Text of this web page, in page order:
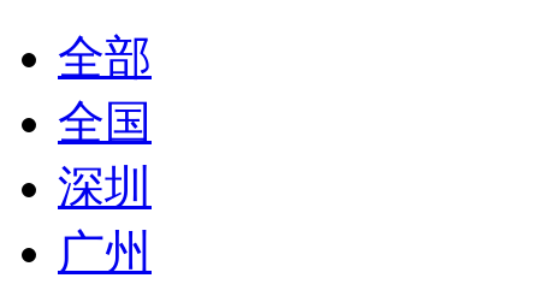
全部
全国
深圳
广州